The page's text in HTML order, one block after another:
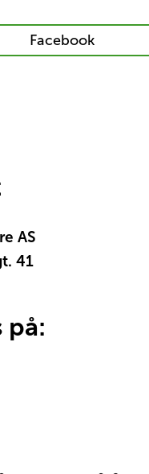
Informasjon
om
Facebook
AS
41
på: